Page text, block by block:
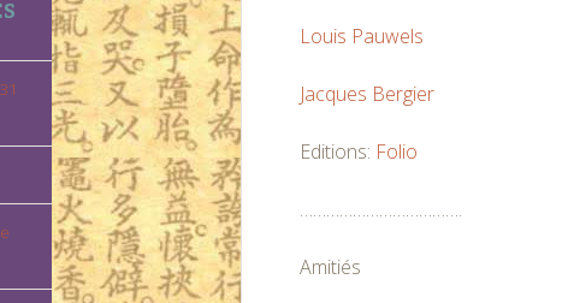
Louis Pauwels
Jacques Bergier
Editions: Folio
……………………………….
Amitiés